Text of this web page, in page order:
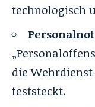
technologisch
die
feststeckt.